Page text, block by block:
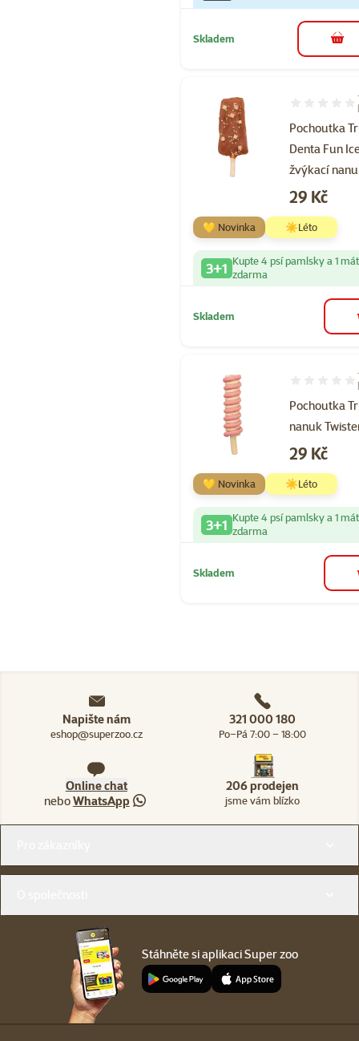
Skladem do
Pochoutka
Denta Fun
žvýkací
Hodnocení
Cena
29 Kč
💛 Novinka ☀️Léto
3+1 Kupte 4 psí pamlsky a 1
zdarma
Skladem
Pochoutka
nanuk
Hodnocení
Cena
29 Kč
💛 Novinka ☀️Léto
3+1 Kupte 4 psí pamlsky a 1
zdarma
Skladem
Napište nám
eshop@superzoo.cz
321 000 180
Po–Pá 7:00 – 18:00
Online chat
neboWhatsApp
206 prodejen
jsme vám blízko
Stáhněte si aplikaci Super zoo